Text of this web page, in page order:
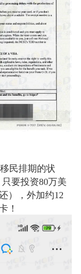
民排期的状
要投资80万美
），外加约12
！